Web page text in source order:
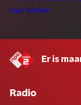
Er is
Radio